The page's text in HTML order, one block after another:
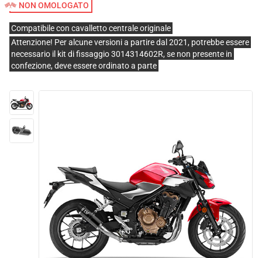
NON OMOLOGATO
Compatibile con cavalletto centrale originale
Attenzione! Per alcune versioni a partire dal 2021, potrebbe essere
necessario il kit di fissaggio 3014314602R, se non presente in
confezione, deve essere ordinato a parte